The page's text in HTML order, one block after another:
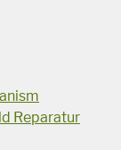
Reparatur